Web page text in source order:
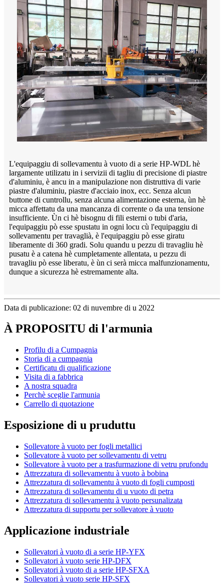
L'equipaggiu di sollevamentu à vuoto di a serie HP-WDL hè
largamente utilizatu in i servizii di tagliu di precisione di piastre
d'aluminiu, è ancu in a manipulazione non distruttiva di varie
piastre d'aluminiu, piastre d'acciaio inox, ecc. Senza alcun
buttone di cuntrollu, senza alcuna alimentazione esterna, ùn hè
micca affettatu da una mancanza di corrente o da una tensione
insufficiente. Ùn ci hè bisognu di fili esterni o tubi d'aria,
l'equipaggiu pò esse spustatu in ogni locu cù l'equipaggiu di
sollevamentu per travaglià, è l'equipaggiu pò esse giratu
liberamente di 360 gradi. Solu quandu u pezzu di travagliu hè
pusatu è a catena hè cumpletamente allentata, u pezzu di
travagliu pò esse liberatu, è ùn ci serà micca malfunzionamentu,
dunque a sicurezza hè estremamente alta.
Data di publicazione: 02 di nuvembre di u 2022
À PROPOSITU di l'armunia
Profilu di a Cumpagnia
Storia di a cumpagnia
Certificatu di qualificazione
Visita di a fabbrica
A nostra squadra
Perchè sceglie l'armunia
Carrello di quotazione
Esposizione di u pruduttu
Sollevatore à vuoto per fogli metallici
Sollevatore à vuoto per sollevamentu di vetru
Sollevatore à vuoto per a trasfurmazione di vetru prufondu
Attrezzatura di sollevamentu à vuoto à bobina
Attrezzatura di sollevamentu à vuoto di fogli cumposti
Attrezzatura di sollevamentu di u vuoto di petra
Attrezzatura di sollevamentu à vuoto persunalizata
Attrezzatura di supportu per sollevatore à vuoto
Applicazione industriale
Sollevatori à vuoto di a serie HP-YFX
Sollevatori à vuoto serie HP-DFX
Sollevatori à vuoto di a serie HP-SFXA
Sollevatori à vuoto serie HP-SFX